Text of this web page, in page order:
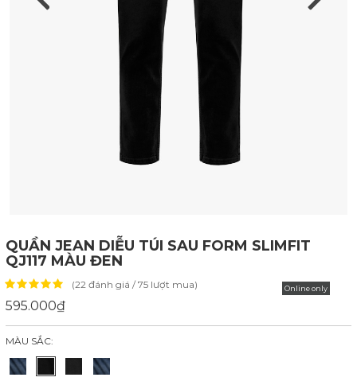
QUẦN JEAN DIỄU TÚI SAU FORM SLIMFIT
QJ117 MÀU ĐEN
Online only
(22 đánh giá / 75 lượt mua)
595.000₫
MÀU SẮC: